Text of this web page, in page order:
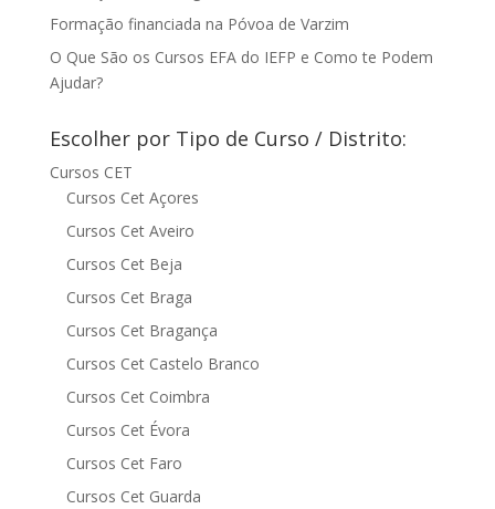
Formação financiada na Póvoa de Varzim
O Que São os Cursos EFA do IEFP e Como te Podem
Ajudar?
Escolher por Tipo de Curso / Distrito:
Cursos CET
Cursos Cet Açores
Cursos Cet Aveiro
Cursos Cet Beja
Cursos Cet Braga
Cursos Cet Bragança
Cursos Cet Castelo Branco
Cursos Cet Coimbra
Cursos Cet Évora
Cursos Cet Faro
Cursos Cet Guarda